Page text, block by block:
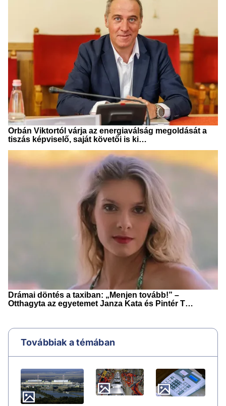
Továbbiak a témában